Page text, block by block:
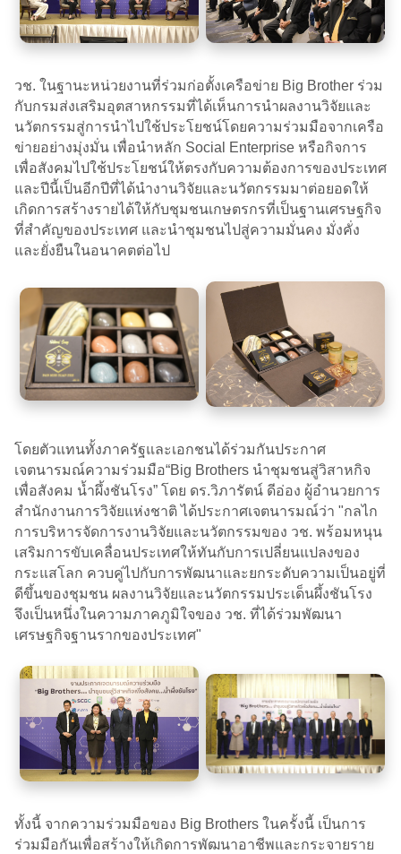
วช. ในฐานะหน่วยงานที่ร่วมก่อตั้งเครือข่าย Big Brother ร่วม
กับกรมส่งเสริมอุตสาหกรรมที่ได้เห็นการนำผลงานวิจัยและ
นวัตกรรมสู่การนำไปใช้ประโยชน์โดยความร่วมมือจากเครือ
ข่ายอย่างมุ่งมั่น เพื่อนำหลัก Social Enterprise หรือกิจการ
เพื่อสังคมไปใช้ประโยชน์ให้ตรงกับความต้องการของประเทศ
และปีนี้เป็นอีกปีที่ได้นำงานวิจัยและนวัตกรรมมาต่อยอดให้
เกิดการสร้างรายได้ให้กับชุมชนเกษตรกรที่เป็นฐานเศรษฐกิจ
ที่สำคัญของประเทศ และนำชุมชนไปสู่ความมั่นคง มั่งคั่ง
และยั่งยืนในอนาคตต่อไป​
โดยตัวแทนทั้ง​ภาค​รัฐ​และ​เอกชน​ได้ร่วมกัน​ประกาศ
เจตนารมณ์ความร่วมมือ“Big Brothers นำชุมชนสู่วิสาหกิจ
เพื่อสังคม น้ำผึ้งชันโรง” โดย​ ดร.วิภารัตน์ ดีอ่อง ผู้อำนวยการ
สำนักงานการวิจัยแห่งชาติ ได้ประกาศเจตนารมณ์​ว่า "กลไก
การบริหารจัดการงานวิจัยและนวัตกรรมของ วช. พร้อมหนุน
เสริมการขับเคลื่อนประเทศให้ทันกับการเปลี่ยนแปลงของ
กระแสโลก ควบคู่ไปกับการพัฒนาและยกระดับความเป็นอยู่ที่
ดีขึ้นของชุมชน ผลงานวิจัยและนวัตกรรมประเด็นผึ้งชันโรง
จึงเป็นหนึ่งในความภาคภูมิใจของ วช.​ ที่ได้ร่วมพัฒนา
เศรษฐกิจฐานรากของประเทศ"
ทั้งนี้ จากความร่วมมือของ Big Brothers ในครั้งนี้ เป็นการ
ร่วมมือกันเพื่อสร้างให้เกิดการพัฒนาอาชีพและกระจายราย